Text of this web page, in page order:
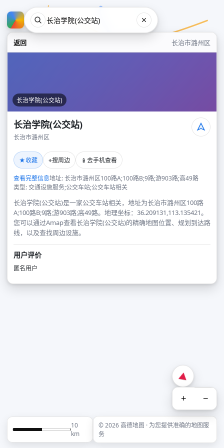
返回 长治市潞州区
长治学院(公交站)
长治学院(公交站)
长治市潞州区
★收藏 ⌖搜周边 📱 去手机查看
查看完整信息地址: 长治市潞州区100路A;100路B;9路;游903路;高49路
类型: 交通设施服务;公交车站;公交车站相关
长治学院(公交站)是一家公交车站相关，地址为长治市潞州区100路
A;100路B;9路;游903路;高49路。地理坐标：36.209131,113.135421。
您可以通过Amap查看长治学院(公交站)的精确地图位置、规划到达路
线，以及查找周边设施。
用户评价
匿名用户
+ −
10
km
© 2026 高德地图 · 为您提供准确的地图服
务